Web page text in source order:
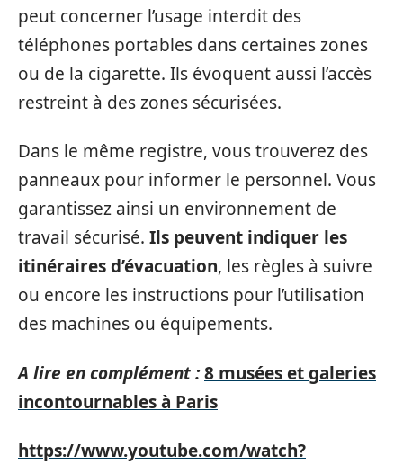
peut concerner l’usage interdit des
téléphones portables dans certaines zones
ou de la cigarette. Ils évoquent aussi l’accès
restreint à des zones sécurisées.
Dans le même registre, vous trouverez des
panneaux pour informer le personnel. Vous
garantissez ainsi un environnement de
travail sécurisé. Ils peuvent indiquer les
itinéraires d’évacuation, les règles à suivre
ou encore les instructions pour l’utilisation
des machines ou équipements.
A lire en complément :8 musées et galeries
incontournables à Paris
https://www.youtube.com/watch?